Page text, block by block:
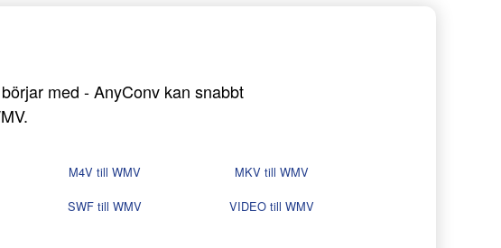
med - AnyConv kan snabbt
M4V till WMV
MKV till WMV
SWF till WMV
VIDEO till WMV